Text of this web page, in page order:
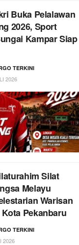
Buka Pelalawan
2026, Sport
Kampar Siap
TERKINI
2026
Silat
Melayu
Warisan
Pekanbaru
TERKINI
2026